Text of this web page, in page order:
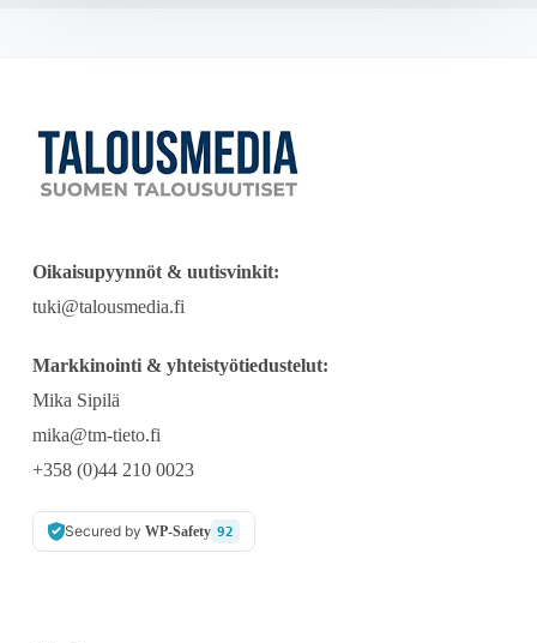
Oikaisupyynnöt & uutisvinkit:
tuki@talousmedia.fi
Markkinointi & yhteistyötiedustelut:
Mika Sipilä
mika@tm-tieto.fi
+358 (0)44 210 0023
Secured by WP-Safety 92